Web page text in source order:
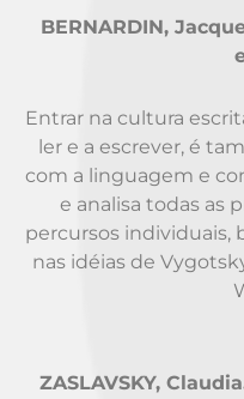
BERNARDIN,
Entrar na cultura
ler e a escrever, é
com a linguagem e
e analisa todas as
percursos individuais,
nas idéias de
ZASLAVSKY,